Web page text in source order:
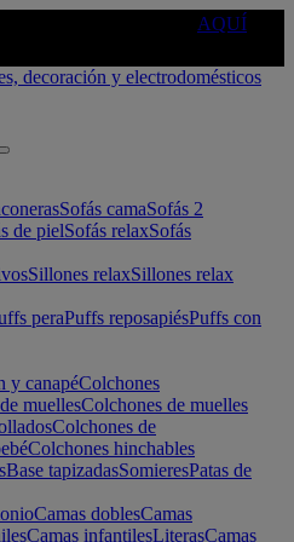
AQUÍ
Sofás camaSofás 2
de pielSofás relaxSofás
Sillones relaxSillones relax
peraPuffs reposapiésPuffs con
y canapéColchones
muellesColchones de muelles
Colchones de
Colchones hinchables
Base tapizadasSomieresPatas de
Camas doblesCamas
Camas infantilesLiterasCamas